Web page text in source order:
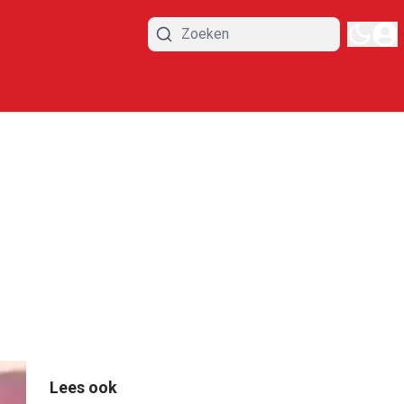
Lees ook